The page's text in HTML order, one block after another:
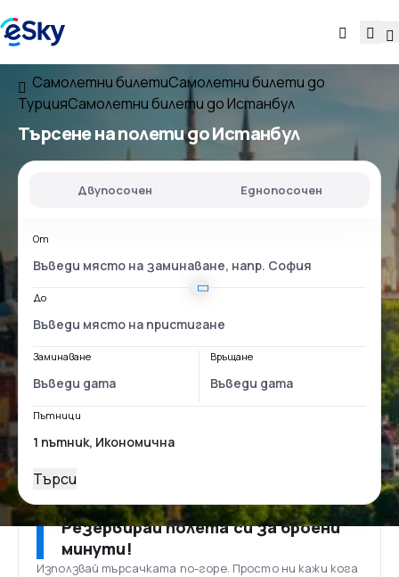
Самолетни билетиСамолетни билети до
ТурцияСамолетни билети до Истанбул
Търсене на полети до Истанбул
Двупосочен Еднопосочен
От
До
Заминаване Връщане
Пътници
Търси
Резервирай полета си за броени
минути!
Използвай търсачката по-горе. Просто ни кажи кога